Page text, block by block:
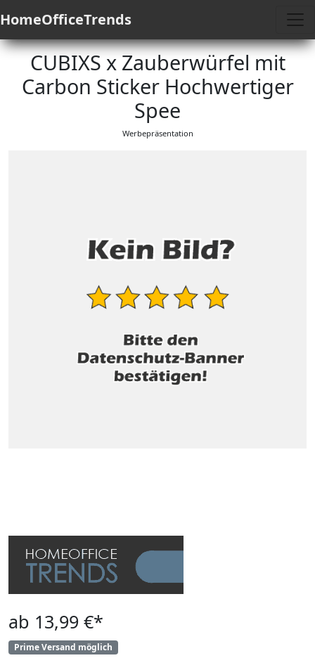
HomeOfficeTrends
CUBIXS x Zauberwürfel mit
Carbon Sticker Hochwertiger
Spee
Werbepräsentation
ab 13,99 €*
Prime Versand möglich